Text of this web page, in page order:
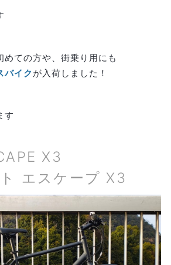
めての方や、街乗り用にも
バイク が入荷しました！
す
X3
エスケープ X3